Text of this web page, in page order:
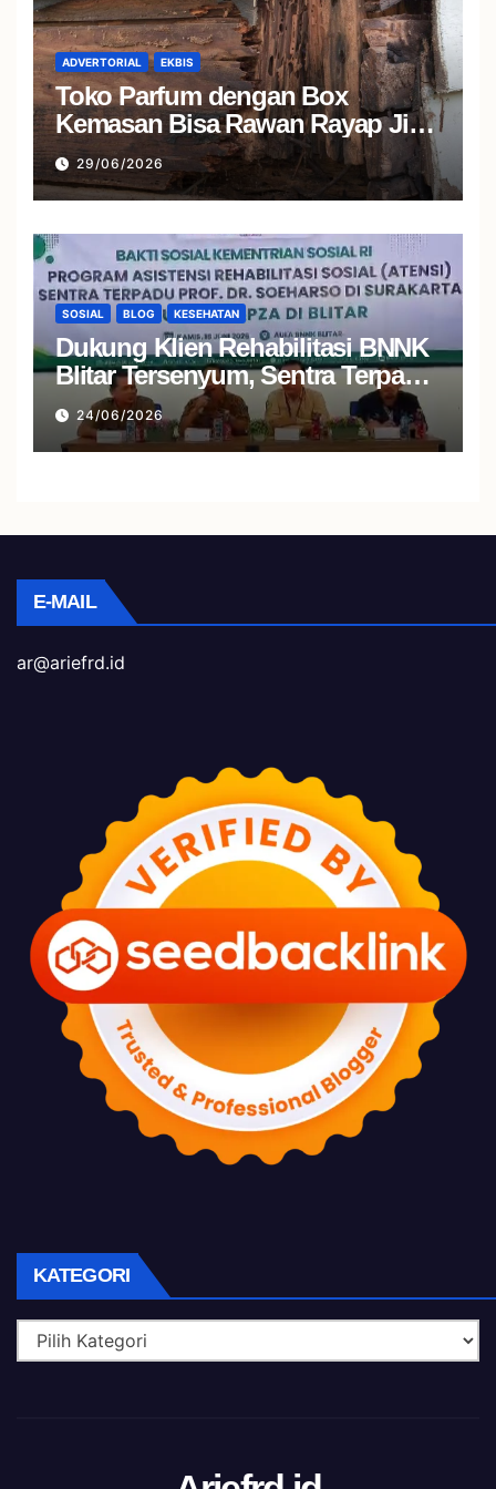
ADVERTORIAL EKBIS
Toko Parfum dengan Box
Kemasan Bisa Rawan Rayap Jika
Area Penyimpanan Lembap
29/06/2026
SOSIAL BLOG KESEHATAN
Dukung Klien Rehabilitasi BNNK
Blitar Tersenyum, Sentra Terpadu
Soeharso Salurkan Atensi
24/06/2026
E-MAIL
ar@ariefrd.id
KATEGORI
Kategori